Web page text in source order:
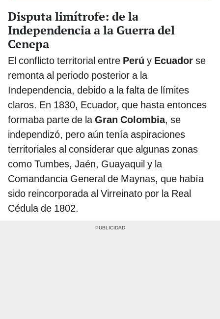
Disputa limítrofe: de la
Independencia a la Guerra del
Cenepa
El conflicto territorial entre Perú y Ecuador se
remonta al periodo posterior a la
Independencia, debido a la falta de límites
claros. En 1830, Ecuador, que hasta entonces
formaba parte de laGran Colombia, se
independizó, pero aún tenía aspiraciones
territoriales al considerar que algunas zonas
como Tumbes, Jaén, Guayaquil y la
Comandancia General de Maynas, que había
sido reincorporada al Virreinato por la Real
Cédula de 1802.